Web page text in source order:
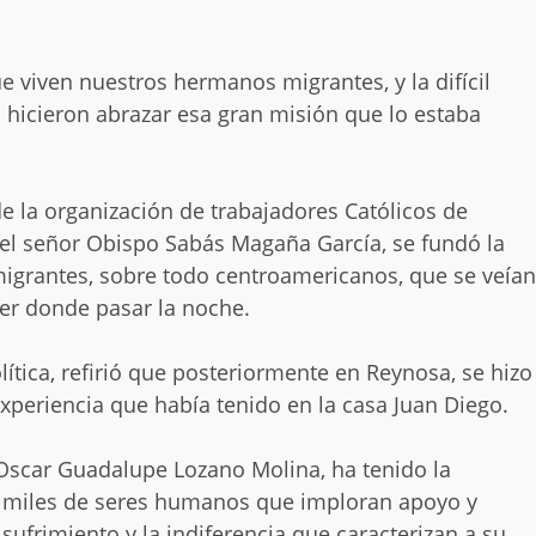
viven nuestros hermanos migrantes, y la difícil
abrazar esa gran misión que lo estaba
la organización de trabajadores Católicos de
señor Obispo Sabás Magaña García, se fundó la
sobre todo centroamericanos, que se veían
donde pasar la noche.
refirió que posteriormente en Reynosa, se hizo
que había tenido en la casa Juan Diego.
Guadalupe Lozano Molina, ha tenido la
de seres humanos que imploran apoyo y